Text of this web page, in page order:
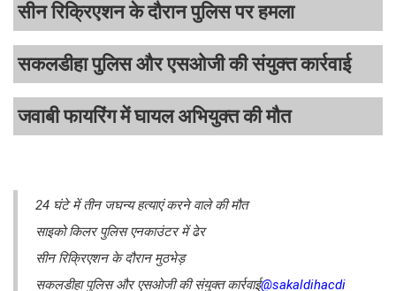
सीन रिक्रिएशन के दौरान पुलिस पर हमला
सकलडीहा पुलिस और एसओजी की संयुक्त कार्रवाई
जवाबी फायरिंग में घायल अभियुक्त की मौत
24 घंटे में तीन जघन्य हत्याएं करने वाले की मौत
साइको किलर पुलिस एनकाउंटर में ढेर
सीन रिक्रिएशन के दौरान मुठभेड़
सकलडीहा पुलिस और एसओजी की संयुक्त कार्रवाई@sakaldihacdi